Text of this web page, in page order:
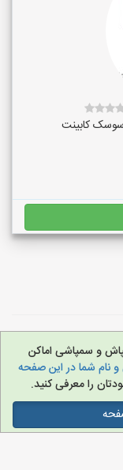
کابینت
و سمپاشی اماکن
نام شما در این صفحه
را معرفی کنید.